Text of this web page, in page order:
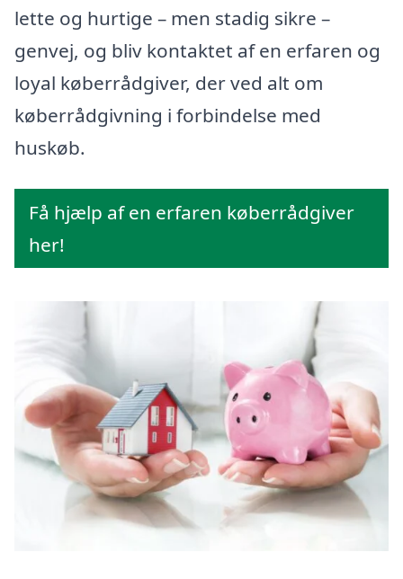
lette og hurtige – men stadig sikre –
genvej, og bliv kontaktet af en erfaren og
loyal køberrådgiver, der ved alt om
køberrådgivning i forbindelse med
huskøb.
Få hjælp af en erfaren køberrådgiver
her!